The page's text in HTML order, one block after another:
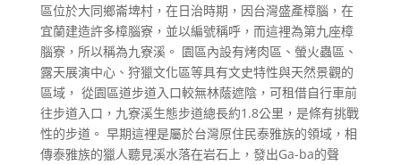
區位於大同鄉崙埤村，在日治時期，因台灣盛產樟腦，在
宜蘭建造許多樟腦寮，並以編號稱呼，而這裡為第九座樟
腦寮，所以稱為九寮溪。 園區內設有烤肉區、螢火蟲區、
露天展演中心、狩獵文化區等具有文史特性與天然景觀的
區域， 從園區道步道入口較無林蔭遮陰，可租借自行車前
往步道入口，九寮溪生態步道總長約1.8公里，是條有挑戰
性的步道。 早期這裡是屬於台灣原住民泰雅族的領域，相
傳泰雅族的獵人聽見溪水落在岩石上，發出Ga-ba的聲